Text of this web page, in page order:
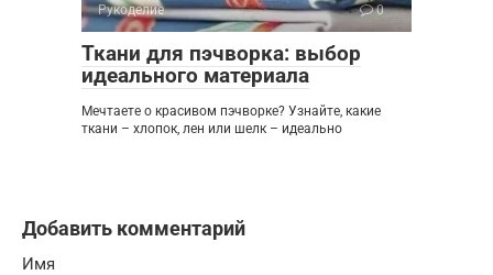
Рукоделие 0
Ткани для пэчворка: выбор
идеального материала
Мечтаете о красивом пэчворке? Узнайте, какие
ткани – хлопок, лен или шелк – идеально
Добавить комментарий
Имя